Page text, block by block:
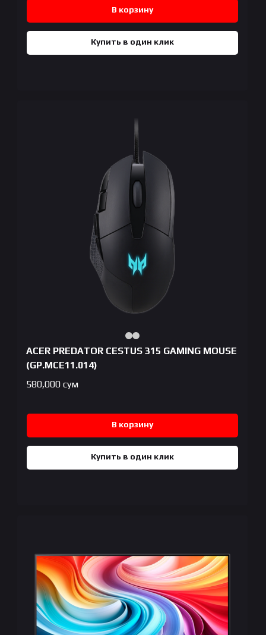
В корзину
Купить в один клик
ACER PREDATOR CESTUS 315 GAMING MOUSE
(GP.MCE11.014)
580,000 сум
В корзину
Купить в один клик